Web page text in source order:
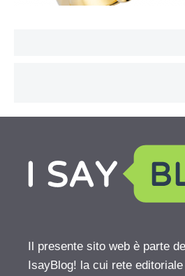
Il presente sito web è parte
IsayBlog! la cui rete